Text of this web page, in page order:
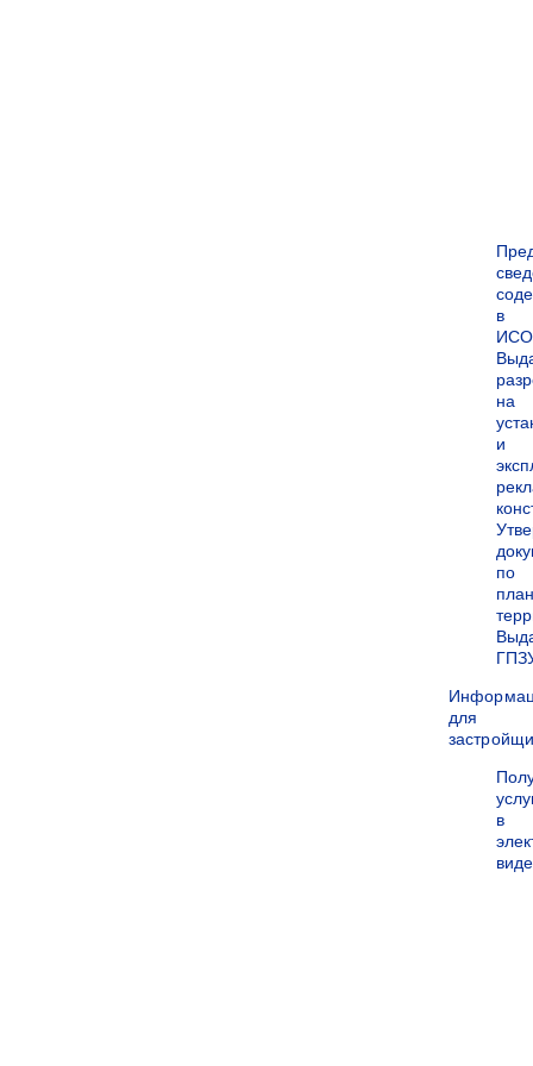
в
на
и
по
для
в
виде